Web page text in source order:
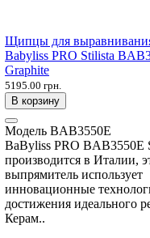
Щипцы для
Babyliss PRO Stilista
Graphite
5195.00 грн.
В корзину
Модель BAB3550E
BaByliss PRO BAB3550E
производится в Италии,
выпрямитель использует
инновационные
достижения идеального
Керам..